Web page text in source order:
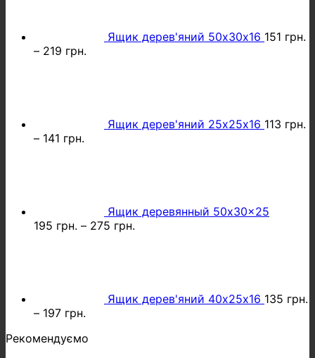
Ящик дерев'яний 50х30х16 151 грн.
– 219 грн.
Ящик дерев'яний 25х25х16 113 грн.
– 141 грн.
Ящик деревянный 50x30x25
195 грн. – 275 грн.
Ящик дерев'яний 40х25х16 135 грн.
– 197 грн.
Рекомендуємо